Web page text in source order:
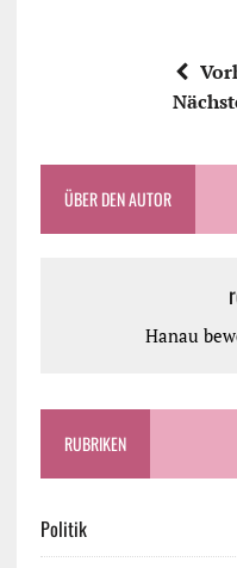
ÜBER DEN AUTOR
Hanau
RUBRIKEN
Politik